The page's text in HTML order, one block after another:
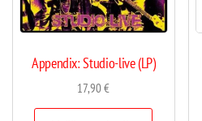
Appendix: Studio-live (LP)
17,90€